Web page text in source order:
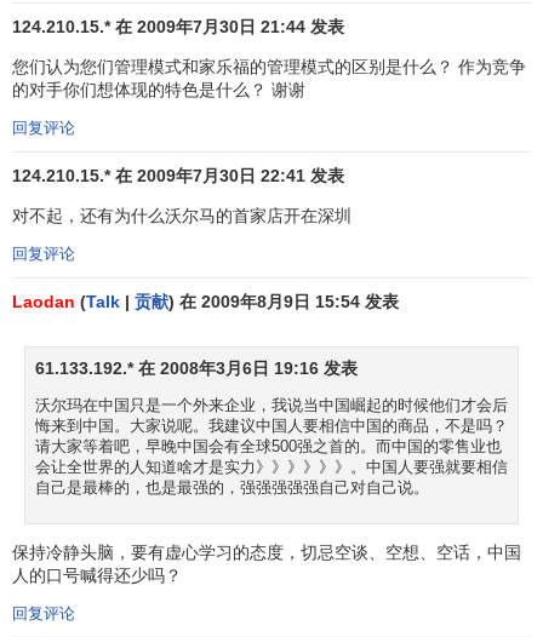
沃尔玛带来的影响还体现在其他一些方面。在这个“一手
信用卡付费。一些商店现在甚至考虑采用为顾客装包的激进
斯说：“考虑到德国的劳动力成本，甚至连我们自己的人起初
都对延长营业时间的做法表示怀疑,但顾客们的反应非常好。”
此外，沃尔玛自己的信息系统能把扫描数据直接通过卫
库存减少时自动订货，还可以使沃尔玛发现新的
想从德国供货商那里得到最优惠的价格，它至少需要有120亿
美元的年销售额，沃尔玛现在德国只有118家商店和62亿美
元的营业额，它或许难以得到最优惠的条件，但蒂亚克斯总
虑到公司的规模和业绩，欧洲有哪个供货商 能断定沃尔玛
将会失败呢？
沃尔玛的科学管理是其成功的关键。为适应如此巨大的
124.210.15.* 在 2009年7月30日 21:44 发表
您们认为您们管理模式和家乐福的管理模式的区别是什么？ 作为竞争
的对手你们想体现的特色是什么？ 谢谢
回复评论
124.210.15.* 在 2009年7月30日 22:41 发表
对不起，还有为什么沃尔马的首家店开在深圳
回复评论
Laodan (Talk | 贡献) 在 2009年8月9日 15:54 发表
61.133.192.* 在 2008年3月6日 19:16 发表
沃尔玛在中国只是一个外来企业，我说当中国崛起的时候他们才会后
悔来到中国。大家说呢。我建议中国人要相信中国的商品，不是吗？
请大家等着吧，早晚中国会有全球500强之首的。而中国的零售业也
会让全世界的人知道啥才是实力》》》》》》。中国人要强就要相信
自己是最棒的，也是最强的，强强强强强自己对自己说。
保持冷静头脑，要有虚心学习的态度，切忌空谈、空想、空话，中国
人的口号喊得还少吗？
回复评论